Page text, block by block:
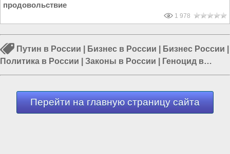
продовольствие
1 978
Путин в России Бизнес в России Бизнес России
Политика в России
Законы в России
Геноцид в
России|Власть в РФ
Перейти на главную страницу сайта